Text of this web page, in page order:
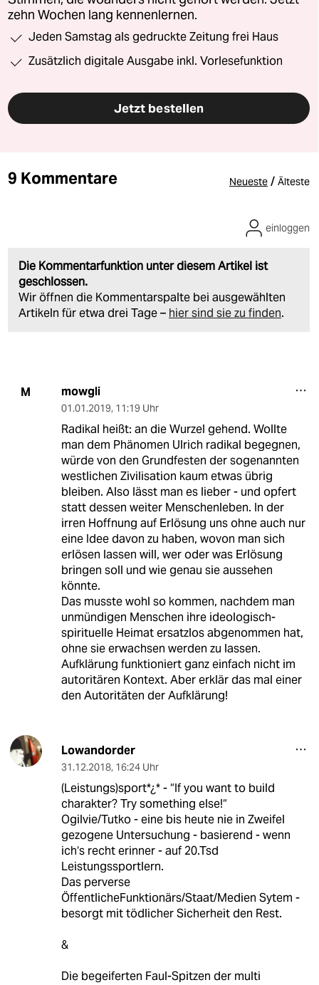
zehn Wochen lang kennenlernen.
Jeden Samstag als gedruckte Zeitung frei Haus
Zusätzlich digitale Ausgabe inkl. Vorlesefunktion
Jetzt bestellen
9 Kommentare Neueste / Älteste
Die Kommentarfunktion unter diesem Artikel ist
geschlossen.
Wir öffnen die Kommentarspalte bei ausgewählten
Artikeln für etwa drei Tage – hier sind sie zu finden.
einloggen
M mowgli
01.01.2019, 11:19 Uhr
Radikal heißt: an die Wurzel gehend. Wollte
man dem Phänomen Ulrich radikal begegnen,
würde von den Grundfesten der sogenannten
westlichen Zivilisation kaum etwas übrig
bleiben. Also lässt man es lieber - und opfert
statt dessen weiter Menschenleben. In der
irren Hoffnung auf Erlösung uns ohne auch nur
eine Idee davon zu haben, wovon man sich
erlösen lassen will, wer oder was Erlösung
bringen soll und wie genau sie aussehen
könnte.
Das musste wohl so kommen, nachdem man
unmündigen Menschen ihre ideologisch-
spirituelle Heimat ersatzlos abgenommen hat,
ohne sie erwachsen werden zu lassen.
Aufklärung funktioniert ganz einfach nicht im
autoritären Kontext. Aber erklär das mal einer
den Autoritäten der Aufklärung!
Lowandorder
31.12.2018, 16:24 Uhr
(Leistungs)sport*¿* - “If you want to build
charakter? Try something else!“
Ogilvie/Tutko - eine bis heute nie in Zweifel
gezogene Untersuchung - basierend - wenn
ich‘s recht erinner - auf 20.Tsd
Leistungssportlern.
Das perverse
ÖffentlicheFunktionärs/Staat/Medien Sytem -
besorgt mit tödlicher Sicherheit den Rest.
&
Die begeiferten Faul-Spitzen der multi